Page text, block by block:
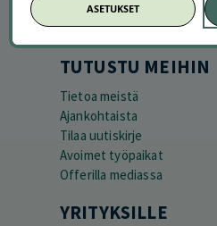
Usein kysytyt kysymykset
Suosittele Offerillaa
TUTUSTU MEIHIN
Tietoa meistä
Ajankohtaista
Tilaa uutiskirje
Avoimet työpaikat
Offerilla mediassa
YRITYKSILLE
ASETUKSET